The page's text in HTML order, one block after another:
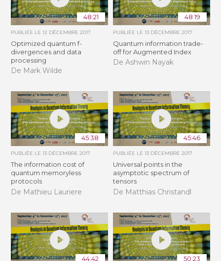
48:21
PUBLIÉE LE12 DÉCEMBRE 2017
Optimized quantum f-
divergences and data
processing
De Mark Wilde
48:19
PUBLIÉE LE 13 DÉCEMBRE 2017
Quantum information trade-
off for Augmented Index
De Ashwin Nayak
45:38
PUBLIÉE LE13 DÉCEMBRE 2017
The information cost of
quantum memoryless
protocols
De Mathieu Lauriere
45:46
PUBLIÉE LE 13 DÉCEMBRE 2017
Universal points in the
asymptotic spectrum of
tensors
De Matthias Christandl
44:42 50:23